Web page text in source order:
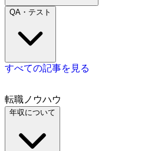
QA・テスト
すべての記事を見る
転職ノウハウ
年収について